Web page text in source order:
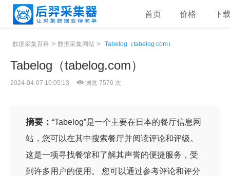
首页 价格 下
数据采集百科 > 数据采集网站 > Tabelog（tabelog.com）
Tabelog（tabelog.com）
2024-04-07 10:05:13 浏览 7570 次
摘要： “Tabelog”是一个主要在日本的餐厅信息网
站，您可以在其中搜索餐厅并阅读评论和评级。
这是一项寻找餐馆和了解其声誉的便捷服务，受
到许多用户的使用。 您可以通过参考评论和评分